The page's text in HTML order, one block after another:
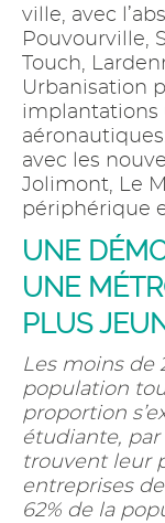
ville, avec
Pouvourville,
Touch,
Urbanisation
implantations
avec les
Jolimont, Le
périphérique
UNE
UNE
PLUS
Les moins de
population
proportion
étudiante,
trouvent leur
entreprises
62% de la